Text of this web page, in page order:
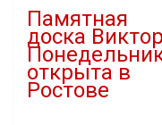
Памятная
доска
открыта в
Ростове